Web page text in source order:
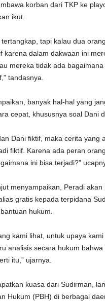
korban dari TKP ke
ikut.
tertangkap, tapi kalau dua
karena dalam dakwaan ini
mereka tidak ada
tandasnya.
banyak hal-hal yang
cepat, khususnya soal Dani
Dani fiktif, maka cerita
fiktif. Karena ada peran
ini bisa terjadi?”
menyampaikan, Peradi
gratis kepada terpidana
hukum.
kami lihat, untuk upaya
analisis secara hukum
itu,” ujarnya.
kuasa dari Sudirman,
Hukum (PBH) di berbagai